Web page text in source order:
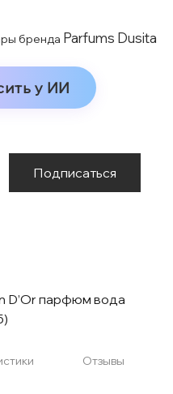
бренда Parfums Dusita
у ИИ
Подписаться
D’Or парфюм вода
Отзывы